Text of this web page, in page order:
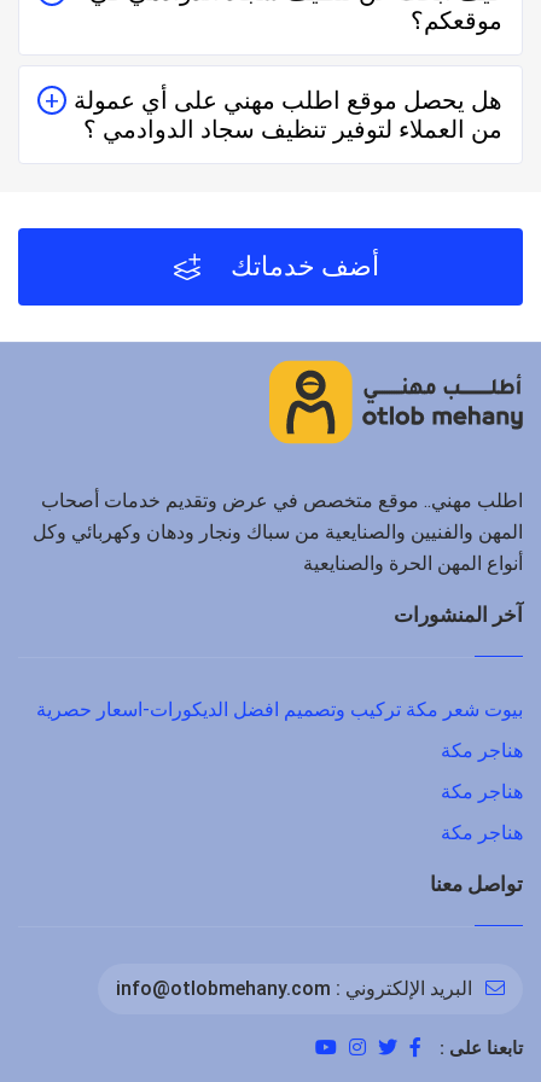
حقيقيين وهذا يدل على جودة الخدمة.
موقعكم؟
يُمكنك البحث عن تنظيف سجاد الدوادمي في موقعنا من
خلال تحديد المنطقة ثم تحديد المهنة وإختيار الفني الأقرب
إليك والأفضل تقييماً فموقع اطلب مهني يعتمد على تقييم
الفنيين والشركات من خلال العملاء بعد كل زيارة لهم.
هل يحصل موقع اطلب مهني على أي عمولة
من العملاء لتوفير تنظيف سجاد الدوادمي ؟
أضف خدماتك
اطلب مهني.. موقع متخصص في عرض وتقديم خدمات أصحاب
المهن والفنيين والصنايعية من سباك ونجار ودهان وكهربائي وكل
أنواع المهن الحرة والصنايعية
آخر المنشورات
بيوت شعر مكة تركيب وتصميم افضل الديكورات-اسعار حصرية
هناجر مكة
هناجر مكة
هناجر مكة
تواصل معنا
البريد الإلكتروني : info@otlobmehany.com
تابعنا على :